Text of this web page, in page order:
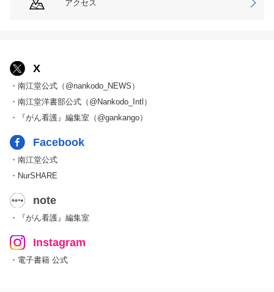
アクセス
X
・南江堂公式（@nankodo_NEWS）
・南江堂洋書部公式（@Nankodo_Intl）
・『がん看護』編集室（@gankango）
Facebook
・南江堂公式
・NurSHARE
note
・『がん看護』編集室
Instagram
・電子書籍 公式